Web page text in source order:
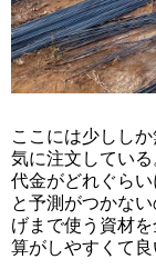
ここには少しし
気に注文してい
代金がどれぐら
と予測がつかな
げまで使う資材
算がしやすくて良